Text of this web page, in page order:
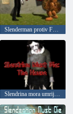
Slenderman protiv Freddieja Fazbera
Slendrina mora umrijeti: dom